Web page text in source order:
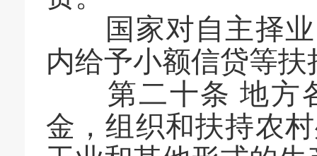
国家对自主择业
内给予小额信贷等扶
第二十条 地方各
金，组织和扶持农